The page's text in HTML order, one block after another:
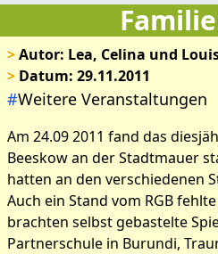
>Autor: Lea, Celina und
> Datum: 29.11.2011
#Weitere Veranstaltungen
Am 24.09 2011 fand das
Beeskow an der Stadtmauer
hatten an den verschiedenen
Auch ein Stand vom RGB
brachten selbst gebastelte
Partnerschule in Burundi,